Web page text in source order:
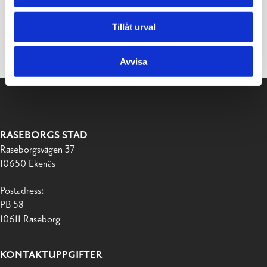
Tillåt urval
Avvisa
Den höga maskinen fick oss att tänka på hur hög
byggnaden ska bli.
RASEBORGS STAD
Raseborgsvägen 37
10650 Ekenäs
Postadress:
PB 58
10611 Raseborg
KONTAKTUPPGIFTER